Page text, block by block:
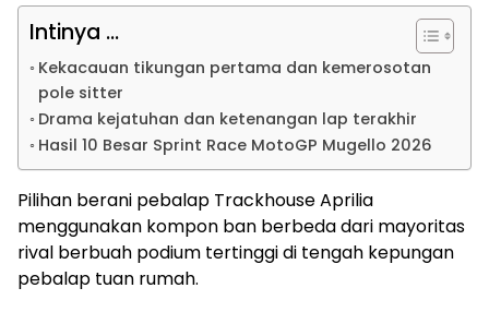
Intinya ...
Kekacauan tikungan pertama dan kemerosotan
pole sitter
Drama kejatuhan dan ketenangan lap terakhir
Hasil 10 Besar Sprint Race MotoGP Mugello 2026
Pilihan berani pebalap Trackhouse Aprilia
menggunakan kompon ban berbeda dari mayoritas
rival berbuah podium tertinggi di tengah kepungan
pebalap tuan rumah.